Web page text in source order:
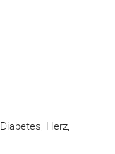
Diabetes, Herz,